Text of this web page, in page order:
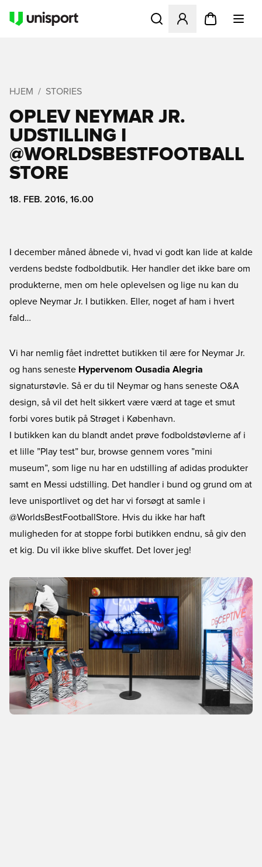
Åbner en Modal til at
HJEM STORIES
OPLEV NEYMAR JR.
UDSTILLING I
@WORLDSBESTFOOTBALL
STORE
18. FEB. 2016, 16.00
I december måned åbnede vi, hvad vi godt kan lide at kalde
verdens bedste fodboldbutik. Her handler det ikke bare om
produkterne, men om hele oplevelsen og lige nu kan du
opleve Neymar Jr. I butikken. Eller, noget af ham i hvert
fald…
Vi har nemlig fået indrettet butikken til ære for Neymar Jr.
og hans seneste Hypervenom Ousadia Alegria
signaturstøvle. Så er du til Neymar og hans seneste O&A
design, så vil det helt sikkert være værd at tage et smut
forbi vores butik på Strøget i København.
I butikken kan du blandt andet prøve fodboldstøvlerne af i
et lille ”Play test” bur, browse gennem vores ”mini
museum”, som lige nu har en udstilling af adidas produkter
samt en Messi udstilling. Det handler i bund og grund om at
leve unisportlivet og det har vi forsøgt at samle i
@WorldsBestFootballStore. Hvis du ikke har haft
muligheden for at stoppe forbi butikken endnu, så giv den
et kig. Du vil ikke blive skuffet. Det lover jeg!